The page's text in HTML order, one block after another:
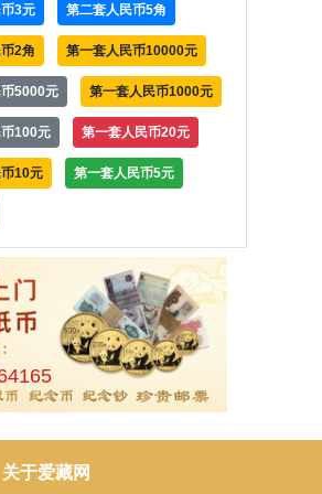
3元 第二套人民币5角
2角 第一套人民币10000元
5000元 第一套人民币1000元
100元 第一套人民币20元
10元 第一套人民币5元
关于爱藏网